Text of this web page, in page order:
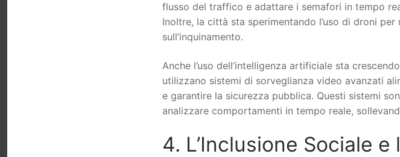
flusso del traffico e adattare i semafori in tempo
Inoltre, la città sta sperimentando l’uso di droni
sull’inquinamento.
Anche l’uso dell’intelligenza artificiale sta
utilizzano sistemi di sorveglianza video avanzati
e garantire la sicurezza pubblica. Questi sistemi
analizzare comportamenti in tempo reale,
4. L’Inclusione Sociale